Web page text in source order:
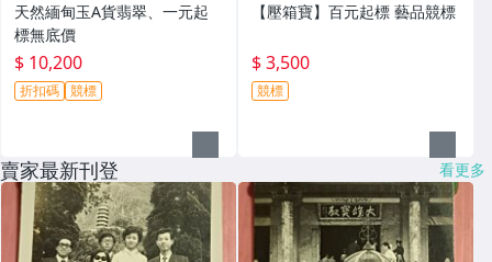
天然緬甸玉A貨翡翠、一元起
標無底價
$ 10,200
折扣碼 競標
【壓箱寶】百元起標 藝品競標
$ 3,500
競標
賣家最新刊登 看更多